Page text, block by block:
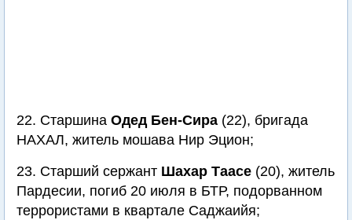
22. Старшина Одед Бен-Сира (22), бригада
НАХАЛ, житель мошава Нир Эцион;
23. Старший сержант Шахар Таасе (20), житель
Пардесии, погиб 20 июля в БТР, подорванном
террористами в квартале Саджаийя;